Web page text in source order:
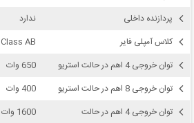
پردازنده داخلی
ندارد
کلاس آمپلی فایر
Class AB
توان خروجی 4 اهم در حالت استریو
650 وات
توان خروجی 8 اهم در حالت استریو
400 وات
توان خروجی 4 اهم در حالت
1600 وات